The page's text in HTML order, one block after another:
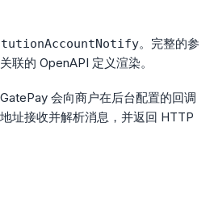
。完整的参
联的 OpenAPI 定义渲染。
会向商户在后台配置的回调
址接收并解析消息，并返回 HTTP